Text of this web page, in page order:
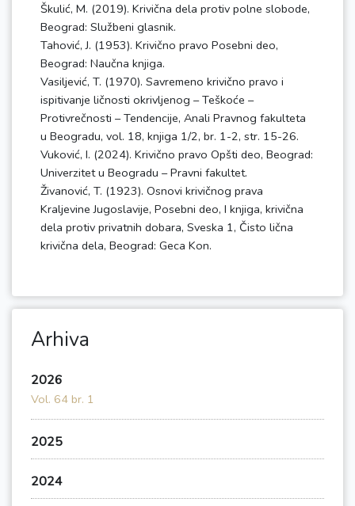
Škulić, M. (2019). Krivična dela protiv polne slobode,
Beograd: Službeni glasnik.
Tahović, J. (1953). Krivično pravo Posebni deo,
Beograd: Naučna knjiga.
Vasiljević, T. (1970). Savremeno krivično pravo i
ispitivanje ličnosti okrivljenog – Teškoće –
Protivrečnosti – Tendencije, Anali Pravnog fakulteta
u Beogradu, vol. 18, knjiga 1/2, br. 1-2, str. 15-26.
Vuković, I. (2024). Krivično pravo Opšti deo, Beograd:
Univerzitet u Beogradu – Pravni fakultet.
Živanović, T. (1923). Osnovi krivičnog prava
Kraljevine Jugoslavije, Posebni deo, I knjiga, krivična
dela protiv privatnih dobara, Sveska 1, Čisto lična
Arhiva
2026
Vol. 64 br. 1
2025
2024